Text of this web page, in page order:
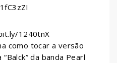
1240tnX
como tocar a versão
da banda Pearl